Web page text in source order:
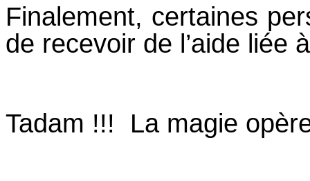
Finalement, certaines
de recevoir de l’aide liée
Tadam !!! La magie